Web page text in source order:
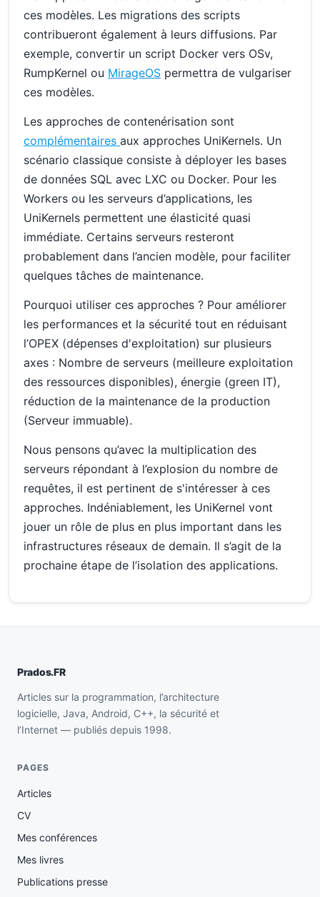
ces modèles. Les migrations des scripts
contribueront également à leurs diffusions. Par
exemple, convertir un script Docker vers OSv,
RumpKernel ou MirageOS permettra de vulgariser
ces modèles.
Les approches de contenérisation sont
complémentaires aux approches UniKernels. Un
scénario classique consiste à déployer les bases
de données SQL avec LXC ou Docker. Pour les
Workers ou les serveurs d’applications, les
UniKernels permettent une élasticité quasi
immédiate. Certains serveurs resteront
probablement dans l’ancien modèle, pour faciliter
quelques tâches de maintenance.
Pourquoi utiliser ces approches ? Pour améliorer
les performances et la sécurité tout en réduisant
l’OPEX (dépenses d'exploitation) sur plusieurs
axes : Nombre de serveurs (meilleure exploitation
des ressources disponibles), énergie (green IT),
réduction de la maintenance de la production
(Serveur immuable).
Nous pensons qu’avec la multiplication des
serveurs répondant à l’explosion du nombre de
requêtes, il est pertinent de s'intéresser à ces
approches. Indéniablement, les UniKernel vont
jouer un rôle de plus en plus important dans les
infrastructures réseaux de demain. Il s’agit de la
prochaine étape de l’isolation des applications.
Prados.FR
Articles sur la programmation, l’architecture
logicielle, Java, Android, C++, la sécurité et
l’Internet — publiés depuis 1998.
PAGES
Articles
CV
Mes conférences
Mes livres
Publications presse